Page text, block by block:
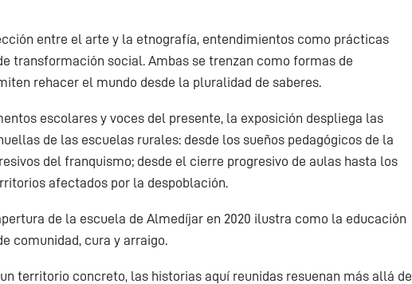
entre el arte y la etnografía, entendimientos como prácticas
transformación social. Ambas se trenzan como formas de
rehacer el mundo desde la pluralidad de saberes.
escolares y voces del presente, la exposición despliega las
de las escuelas rurales: desde los sueños pedagógicos de la
del franquismo; desde el cierre progresivo de aulas hasta los
afectados por la despoblación.
de la escuela de Almedíjar en 2020 ilustra como la educación
comunidad, cura y arraigo.
territorio concreto, las historias aquí reunidas resuenan más allá de